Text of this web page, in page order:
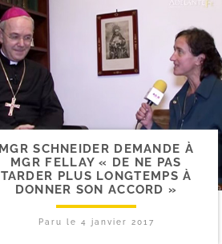
MGR SCHNEIDER DEMANDE À
MGR FELLAY « DE NE PAS
TARDER PLUS LONGTEMPS À
DONNER SON ACCORD »
Paru le 4 janvier 2017